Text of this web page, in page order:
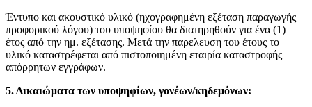
Έντυπο και ακουστικό υλικό (ηχογραφημένη εξέταση παραγωγής
προφορικού λόγου) του υποψηφίου θα διατηρηθούν για ένα (1)
έτος από την ημ. εξέτασης. Μετά την παρελευση του έτους το
υλικό καταστρέφεται από πιστοποιημένη εταιρία καταστροφής
απόρρητων εγγράφων.
5. Δικαιώματα των υποψηφίων, γονέων/κηδεμόνων: